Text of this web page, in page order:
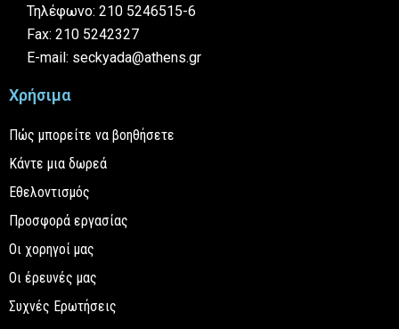
Τηλέφωνο: 210 5246515-6
Fax: 210 5242327
E-mail: seckyada@athens.gr
Χρήσιμα
Πώς μπορείτε να βοηθήσετε
Κάντε μια δωρεά
Εθελοντισμός
Προσφορά εργασίας
Οι χορηγοί μας
Οι έρευνές μας
Συχνές Ερωτήσεις